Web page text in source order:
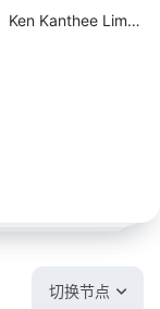
Ken Kanthee Limpitkranon
切换节点